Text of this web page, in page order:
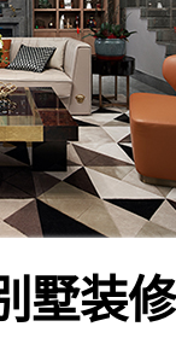
墅装